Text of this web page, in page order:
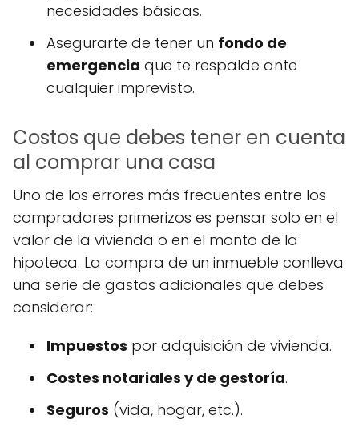
necesidades básicas.
Asegurarte de tener un fondo de
emergencia que te respalde ante
cualquier imprevisto.
Costos que debes tener en cuenta
al comprar una casa
Uno de los errores más frecuentes entre los
compradores primerizos es pensar solo en el
valor de la vivienda o en el monto de la
hipoteca. La compra de un inmueble conlleva
una serie de gastos adicionales que debes
considerar:
Impuestos por adquisición de vivienda.
Costes notariales y de gestoría.
Seguros (vida, hogar, etc.).